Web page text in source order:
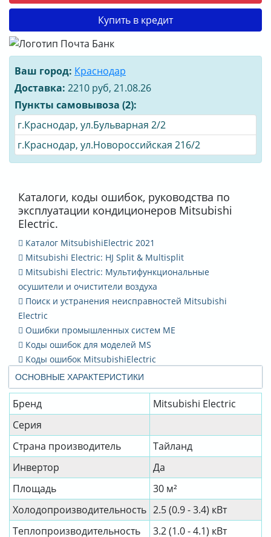
ОСНОВНЫЕ ХАРАКТЕРИСТИКИ
Бренд
Mitsubishi Electric
Серия
Страна производитель
Тайланд
Инвертор
Да
Площадь
30 м²
Холодопроизводительность 2.5 (0.9 - 3.4) кВт
Теплопроизводительность
3.2 (1.0 - 4.1) кВт
Купить в кредит
Ваш город: Краснодар
Доставка: 2210 руб, 21.08.26
Пункты самовывоза (2):
г.Краснодар, ул.Бульварная 2/2
г.Краснодар, ул.Новороссийская 216/2
Каталоги, коды ошибок, руководства по
эксплуатации кондиционеров Mitsubishi
Electric.
Каталог MitsubishiElectric 2021
Mitsubishi Electric: HJ Split & Multisplit
Mitsubishi Electric: Мультифункциональные
осушители и очистители воздуха
Поиск и устранения неисправностей Mitsubishi
Electric
Ошибки промышленных систем ME
Коды ошибок для моделей MS
Коды ошибок MitsubishiElectric